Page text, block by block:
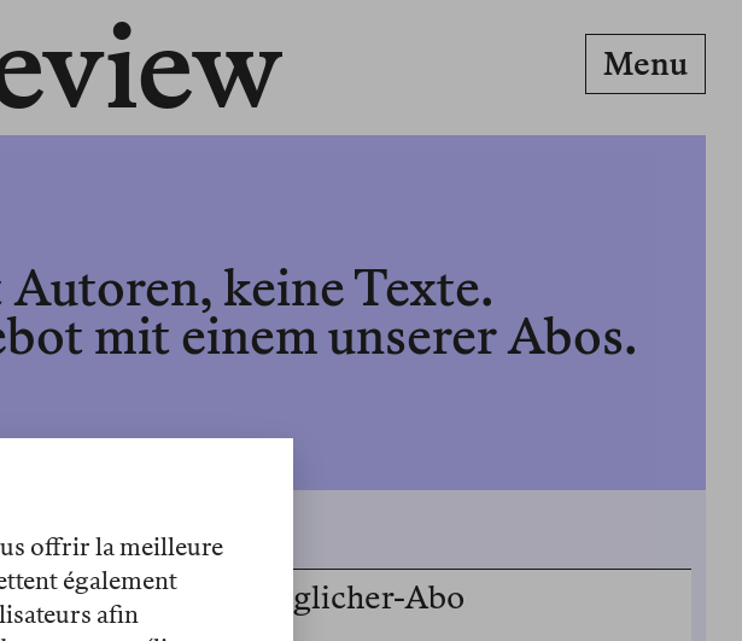
Menu
keine Texte.
mit einem unserer Abos.
Ermöglicher-Abo
offrir la meilleure
également
afin